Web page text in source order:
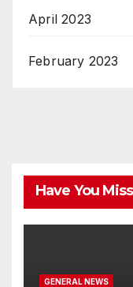
April 2023
February 2023
Have You
GENERAL NEWS